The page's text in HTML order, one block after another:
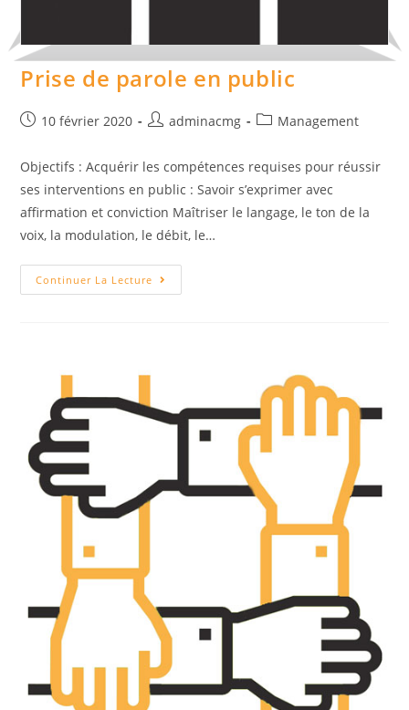
Prise de parole en public
Post10 février 2020
Auteur/autrice
publication :
adminacmg
PostManagement
Objectifs : Acquérir les compétences requises pour réussir
ses interventions en public : Savoir s’exprimer avec
affirmation et conviction Maîtriser le langage, le ton de la
voix, la modulation, le débit, le…
Continuer La Lecture Prise
De